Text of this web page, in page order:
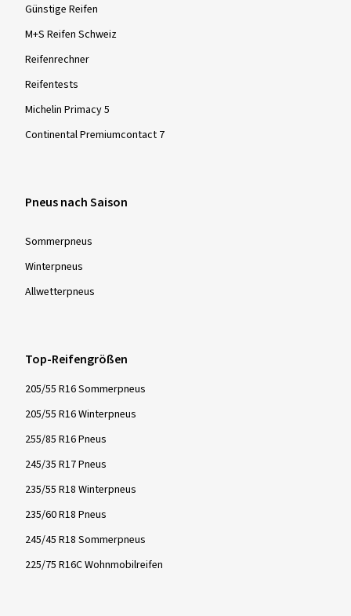
Günstige Reifen
M+S Reifen Schweiz
Reifenrechner
Reifentests
Michelin Primacy 5
Continental Premiumcontact 7
Pneus nach Saison
Sommer­pneus
Winter­pneus
Allwetter­pneus
Top-Reifengrößen
205/55 R16 Sommerpneus
205/55 R16 Winterpneus
255/85 R16 Pneus
245/35 R17 Pneus
235/55 R18 Winterpneus
235/60 R18 Pneus
245/45 R18 Sommerpneus
225/75 R16C Wohnmobilreifen